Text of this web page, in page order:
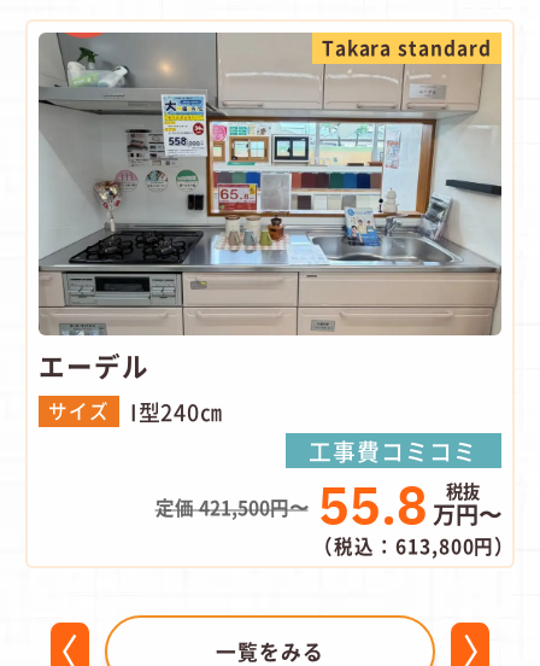
Takara standard
エーデル
サイズ I型240㎝
工事費コミコミ
定価 421,500円〜 55.8 万円〜
（税込：613,800円）
一覧をみる